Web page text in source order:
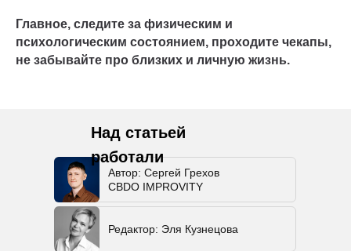
Главное, следите за физическим и
психологическим состоянием, проходите чекапы,
не забывайте про близких и личную жизнь.
Автор: Сергей Грехов
CBDO IMPROVITY
Редактор: Эля Кузнецова
Над статьей
работали